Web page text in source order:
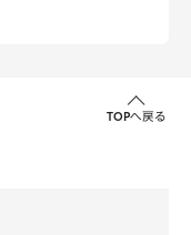
TOPへ戻る